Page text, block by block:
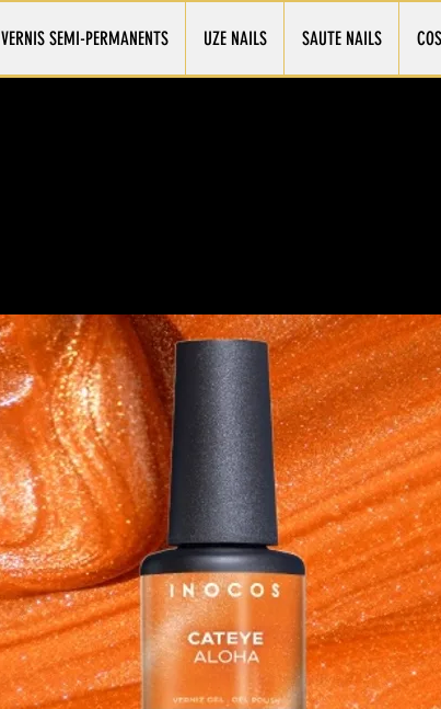
VERNIS SEMI-PERMANENTS UZE NAILS SAUTE NAILS